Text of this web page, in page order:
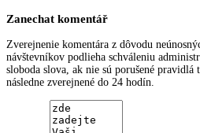
Zanechat komentář
Zverejnenie komentára z dôvodu
návštevníkov podlieha schváleniu
sloboda slova, ak nie sú porušené pravidlá
následne zverejnené do 24 hodín.